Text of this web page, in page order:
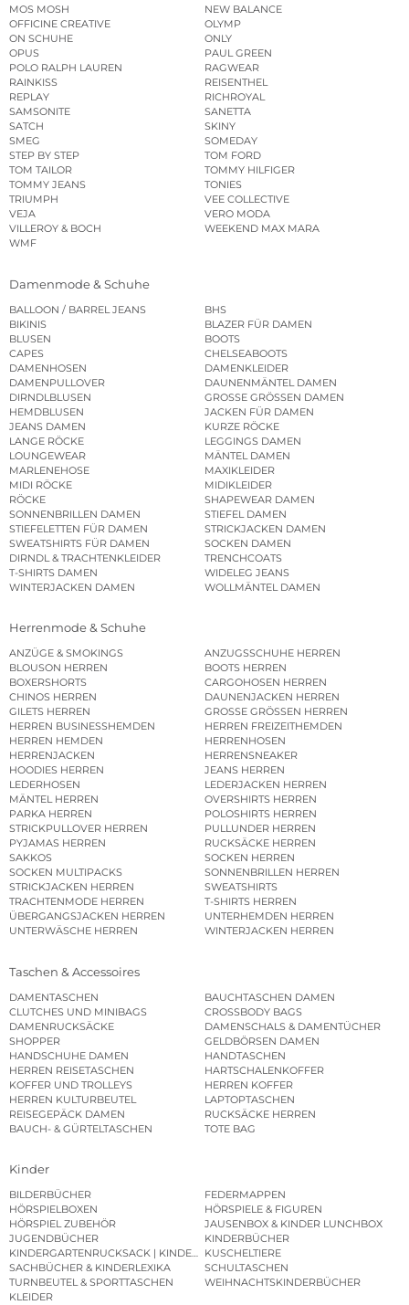
MOS MOSH
NEW BALANCE
OFFICINE CREATIVE
OLYMP
ON SCHUHE
ONLY
OPUS
PAUL GREEN
POLO RALPH LAUREN
RAGWEAR
RAINKISS
REISENTHEL
REPLAY
RICHROYAL
SAMSONITE
SANETTA
SATCH
SKINY
SMEG
SOMEDAY
STEP BY STEP
TOM FORD
TOM TAILOR
TOMMY HILFIGER
TOMMY JEANS
TONIES
TRIUMPH
VEE COLLECTIVE
VEJA
VERO MODA
VILLEROY & BOCH
WEEKEND MAX MARA
WMF
Damenmode & Schuhe
BALLOON / BARREL JEANS
BHS
BIKINIS
BLAZER FÜR DAMEN
BLUSEN
BOOTS
CAPES
CHELSEABOOTS
DAMENHOSEN
DAMENKLEIDER
DAMENPULLOVER
DAUNENMÄNTEL DAMEN
DIRNDLBLUSEN
GROSSE GRÖSSEN DAMEN
HEMDBLUSEN
JACKEN FÜR DAMEN
JEANS DAMEN
KURZE RÖCKE
LANGE RÖCKE
LEGGINGS DAMEN
LOUNGEWEAR
MÄNTEL DAMEN
MARLENEHOSE
MAXIKLEIDER
MIDI RÖCKE
MIDIKLEIDER
RÖCKE
SHAPEWEAR DAMEN
SONNENBRILLEN DAMEN
STIEFEL DAMEN
STIEFELETTEN FÜR DAMEN
STRICKJACKEN DAMEN
SWEATSHIRTS FÜR DAMEN
SOCKEN DAMEN
DIRNDL & TRACHTENKLEIDER
TRENCHCOATS
T-SHIRTS DAMEN
WIDELEG JEANS
WINTERJACKEN DAMEN
WOLLMÄNTEL DAMEN
Herrenmode & Schuhe
ANZÜGE & SMOKINGS
ANZUGSSCHUHE HERREN
BLOUSON HERREN
BOOTS HERREN
BOXERSHORTS
CARGOHOSEN HERREN
CHINOS HERREN
DAUNENJACKEN HERREN
GILETS HERREN
GROSSE GRÖSSEN HERREN
HERREN BUSINESSHEMDEN
HERREN FREIZEITHEMDEN
HERREN HEMDEN
HERRENHOSEN
HERRENJACKEN
HERRENSNEAKER
HOODIES HERREN
JEANS HERREN
LEDERHOSEN
LEDERJACKEN HERREN
MÄNTEL HERREN
OVERSHIRTS HERREN
PARKA HERREN
POLOSHIRTS HERREN
STRICKPULLOVER HERREN
PULLUNDER HERREN
PYJAMAS HERREN
RUCKSÄCKE HERREN
SAKKOS
SOCKEN HERREN
SOCKEN MULTIPACKS
SONNENBRILLEN HERREN
STRICKJACKEN HERREN
SWEATSHIRTS
TRACHTENMODE HERREN
T-SHIRTS HERREN
ÜBERGANGSJACKEN HERREN
UNTERHEMDEN HERREN
UNTERWÄSCHE HERREN
WINTERJACKEN HERREN
Taschen & Accessoires
DAMENTASCHEN
BAUCHTASCHEN DAMEN
CLUTCHES UND MINIBAGS
CROSSBODY BAGS
DAMENRUCKSÄCKE
DAMENSCHALS & DAMENTÜCHER
SHOPPER
GELDBÖRSEN DAMEN
HANDSCHUHE DAMEN
HANDTASCHEN
HERREN REISETASCHEN
HARTSCHALENKOFFER
KOFFER UND TROLLEYS
HERREN KOFFER
HERREN KULTURBEUTEL
LAPTOPTASCHEN
REISEGEPÄCK DAMEN
RUCKSÄCKE HERREN
BAUCH- & GÜRTELTASCHEN
TOTE BAG
Kinder
BILDERBÜCHER
FEDERMAPPEN
HÖRSPIELBOXEN
HÖRSPIELE & FIGUREN
HÖRSPIEL ZUBEHÖR
JAUSENBOX & KINDER LUNCHBOX
JUGENDBÜCHER
KINDERBÜCHER
KINDERGARTENRUCKSACK | KINDERGARTENBEUTEL
KUSCHELTIERE
SACHBÜCHER & KINDERLEXIKA
SCHULTASCHEN
TURNBEUTEL & SPORTTASCHEN
WEIHNACHTSKINDERBÜCHER
KLEIDER